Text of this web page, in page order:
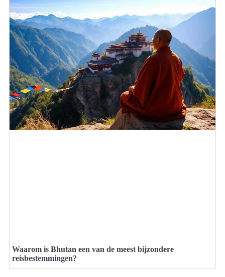
Waarom is Bhutan een van de meest bijzondere
reisbestemmingen?